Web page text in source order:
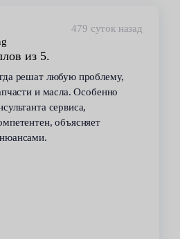
479 суток назад
из 5.
решат любую проблему,
и масла. Особенно
сервиса,
объясняет